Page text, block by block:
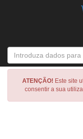
ATENÇÃO! Este site
consentir a sua